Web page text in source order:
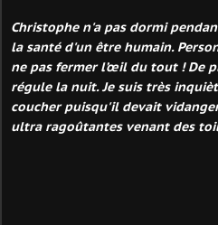
Christophe n'a pas dormi
la santé d'un être humain.
ne pas fermer l’œil du tout ! De
régule la nuit. Je suis très
coucher puisqu'il devait
ultra ragoûtantes venant des